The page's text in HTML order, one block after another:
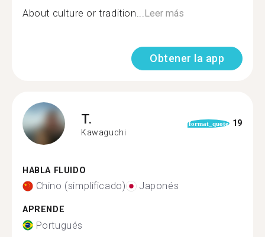
About culture or tradition... Leer más
Obtener la app
T.
Kawaguchi
format_quote 19
HABLA FLUIDO
Chino (simplificado) Japonés
APRENDE
Portugués